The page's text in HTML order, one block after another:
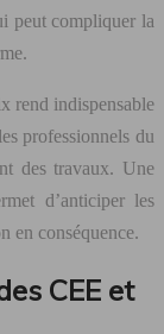
peut compliquer la
rend indispensable
professionnels du
des travaux. Une
d’anticiper les
en conséquence.
CEE et